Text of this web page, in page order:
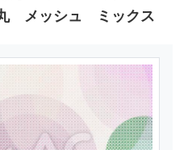
メッシュ ミックス